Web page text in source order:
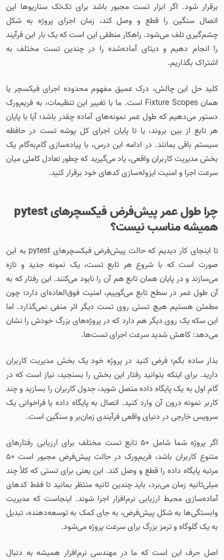
برقرار شود. اگر ابزار تست مجبور باشد برای تک‌تک سناریوها این
اتصال سنگین را قطع و وصل کند، زمان اجرای پروژه به شکل
چشم‌گیری تلف می‌شود. راهکار منطقی این است که یک بار این فرآیند
را انجام دهیم و دیتای آماده‌شده را در چندین تست مختلف به
اشتراک بگذاریم.
کلید حل این چالش، درک عمیق مفهوم محدوده اجرای فیکسچر یا
همان Fixture Scopes است. ما با تغییر این تنظیمات، به فریم‌ورک
دستور می‌دهیم که طول عمر نمونه‌های آماده چقدر باشد؛ آیا با پایان
هر تابع از بین بروند، یا تا پایان اجرای کل پوشه تست در حافظه
سیستم باقی بمانند. در ادامه این درس، با پیاده‌سازی گام‌به‌گام یک
بخش مدیریت کاربران واقعی، یاد می‌گیرید که چطور تعادل کاملی میان
سرعت اجرا و امنیت ایزوله‌سازی کدهای خود برقرار کنید.
چرا طول عمر پیش‌فرض فیکسچرهای pytest
همیشه مناسب نیست؟
تا اینجای کار دیدیم که حالت پیش‌فرض فیکسچرهای pytest به این
صورت است که با شروع هر تابع تست، یک نمونه جدید و تازه
می‌سازند و در پایان همان تابع هم آن را نابود می‌کنند. این رفتار که به
آن طول عمر در سطح تابع می‌گوییم، امنیت فوق‌العاده‌ای دارد؛ چون
مطمئن هستیم هیچ تستی روی تست دیگر اثر منفی نمی‌گذارد. اما
این سکه یک روی دیگر هم دارد که در پروژه‌های بزرگ خودش را نشان
می‌دهد: کاهش شدید سرعت اجرای تست‌ها.
بذار ساده بگم؛ فرض کنید در پروژه خود یک بخش مدیریت کاربران
دارید. برای اینکه بتوانید رفتار این بخش را بسنجید، نیاز است که در
گام اول به یک پایگاه داده متصل شوید، جدول کاربران را بسازید و چند
کاربر نمونه درون آن وارد کنید. اتصال به پایگاه داده یا فراخوانی یک
سرویس خارجی در دنیای واقعی فرآیندی زمان‌بر و سنگین است.
اگر پروژه شما شامل ۵۰ تابع تست مختلف برای ارزیابی رفتارهای
متنوع کاربران باشد، فریم‌ورک در حالت پیش‌فرض مجبور است ۵۰
مرتبه پایگاه داده را قطع و وصل کند. این یعنی برای تستی که کلاً چند
میلی‌ثانیه زمان می‌برد، باید چندین ثانیه منتظر بمانید تا فقط کدهای
آماده‌سازی محیط ارزیابی نرم‌افزار اجرا شوند. اینجاست که مدیریت
وابستگی‌ها به شکل پیش‌فرض، به جای کمک به توسعه‌دهنده، تبدیل
به یک گلوگاه و ترمز بزرگ برای سرعت پروژه می‌شود.
اصل حرف این است که ما در مهندسی نرم‌افزار همیشه به دنبال